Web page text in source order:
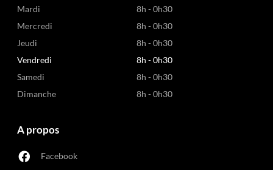
Mardi
8h - 0h30
Mercredi
8h - 0h30
Jeudi
8h - 0h30
Vendredi
8h - 0h30
Samedi
8h - 0h30
Dimanche
8h - 0h30
A propos
Facebook